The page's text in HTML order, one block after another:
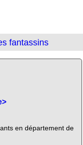
fantassins
en département de